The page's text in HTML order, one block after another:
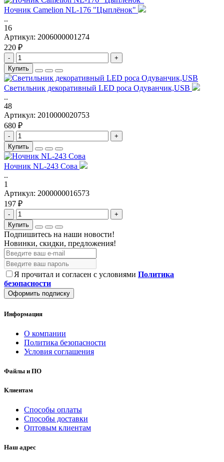
Ночник Camelion NL-176 "Цыплёнок"
..
16
Артикул: 2006000001274
220 ₽
-
+
Купить
Светильник декоративный LED роса Одуванчик,USB
..
48
Артикул: 2010000020753
680 ₽
-
+
Купить
Ночник NL-243 Сова
..
1
Артикул: 2000000016573
197 ₽
-
+
Купить
Подпишитесь на наши новости!
Новинки, скидки, предложения!
Я прочитал и согласен с условиями Политика
безопасности
Оформить подписку
Информация
О компании
Политика безопасности
Условия соглашения
Файлы и ПО
Клиентам
Способы оплаты
Способы доставки
Оптовым клиентам
Наш адрес